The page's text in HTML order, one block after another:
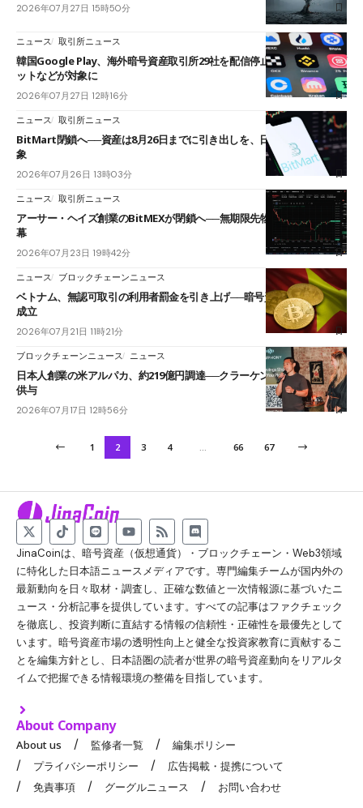
2026年07月27日 15時50分
ニュース 取引所ニュース
韓国Google Play、海外暗号資産取引所29社を配信停止──OKXやバイビ
ットなどが対象に
2026年07月27日 12時16分
ニュース 取引所ニュース
BitMart閉鎖へ──資産は8月26日までに引き出しを、日本人利用者も対
象
2026年07月26日 13時03分
ニュース 取引所ニュース
アーサー・ヘイズ創業のBitMEXが閉鎖へ──無期限先物を生んだ11年に
幕
2026年07月23日 19時42分
ニュース ブロックチェーンニュース
ベトナム、無認可取引の利用者罰金を引き上げ──暗号資産の制裁政令が
成立
2026年07月21日 11時21分
ブロックチェーンニュース ニュース
日本人創業の米アルパカ、約219億円調達──クラーケン親会社がデット
供与
2026年07月17日 12時56分
1 2 3 4 66 67
JinaCoinは、暗号資産（仮想通貨）・ブロックチェーン・Web3領域
に特化した日本語ニュースメディアです。専門編集チームが国内外の
最新動向を日々取材・調査し、正確な数値と一次情報源に基づいたニ
ュース・分析記事を提供しています。すべての記事はファクチェック
を徹底し、投資判断に直結する情報の信頼性・正確性を最優先として
います。暗号資産市場の透明性向上と健全な投資家教育に貢献するこ
とを編集方針とし、日本語圏の読者が世界の暗号資産動向をリアルタ
イムで把握できる情報環境の整備を目指しています。
About Company
About us 監修者一覧
編集ポリシー
プライバシーポリシー
広告掲載・提携について
免責事項
グーグルニュース お問い合わせ